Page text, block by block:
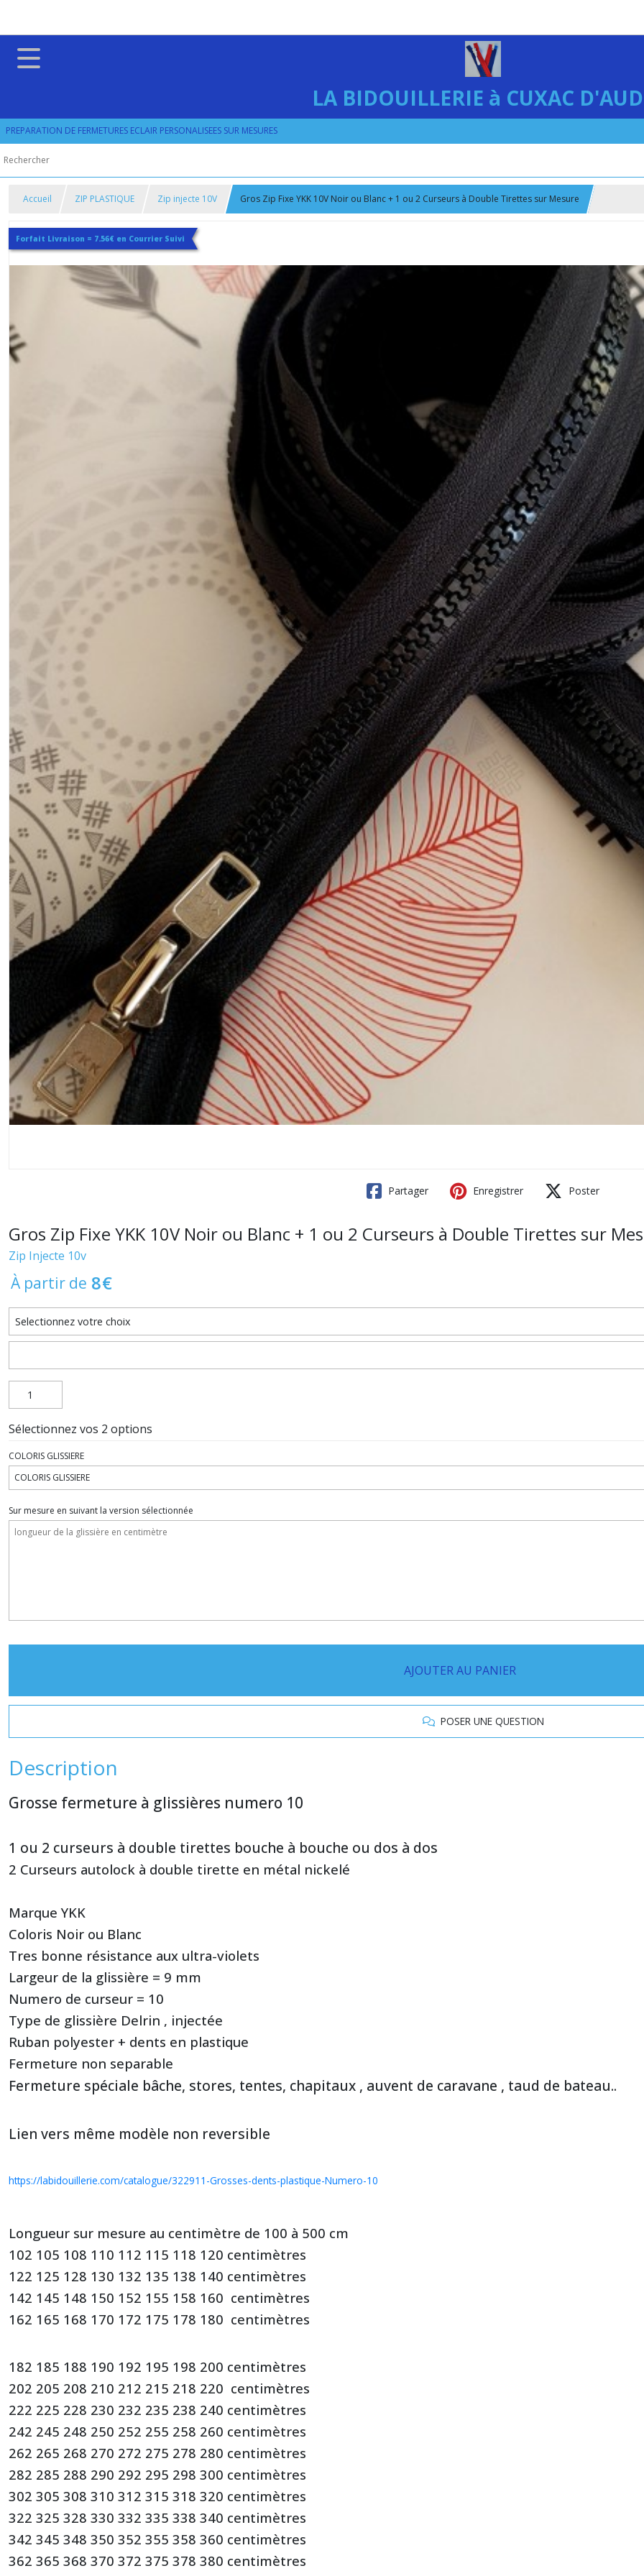
LA BIDOUILLERIE à CUXAC
PREPARATION DE FERMETURES ECLAIR PERSONALISEES SUR MESURES
Accueil ZIP PLASTIQUE Zip injecte 10V Gros Zip Fixe YKK 10V Noir ou Blanc + 1 ou 2 Curseurs à Double Tirettes sur Mesure
Forfait Livraison = 7.56€ en Courrier Suivi
Partager Enregistrer Poster
Gros Zip Fixe YKK 10V Noir ou Blanc + 1 ou 2 Curseurs à Double Tirettes sur
Zip Injecte 10v
À partir de 8€
Sélectionnez vos 2 options
COLORIS GLISSIERE
Sur mesure en suivant la version sélectionnée
AJOUTER AU PANIER
POSER UNE QUESTION
Description
Grosse fermeture à glissières numero 10
1 ou 2 curseurs à double tirettes bouche à bouche ou dos à dos
2 Curseurs autolock à double tirette en métal nickelé
Marque YKK
Coloris Noir ou Blanc
Tres bonne résistance aux ultra-violets
Largeur de la glissière = 9 mm
Numero de curseur = 10
Type de glissière Delrin , injectée
Ruban polyester + dents en plastique
Fermeture non separable
Fermeture spéciale bâche, stores, tentes, chapitaux , auvent de caravane , taud de bateau..
Lien vers même modèle non reversible
https://labidouillerie.com/catalogue/322911-Grosses-dents-plastique-Numero-10
Longueur sur mesure au centimètre de 100 à 500 cm
102 105 108 110 112 115 118 120 centimètres
122 125 128 130 132 135 138 140 centimètres
142 145 148 150 152 155 158 160 centimètres
162 165 168 170 172 175 178 180 centimètres
182 185 188 190 192 195 198 200 centimètres
202 205 208 210 212 215 218 220 centimètres
222 225 228 230 232 235 238 240 centimètres
242 245 248 250 252 255 258 260 centimètres
262 265 268 270 272 275 278 280 centimètres
282 285 288 290 292 295 298 300 centimètres
302 305 308 310 312 315 318 320 centimètres
322 325 328 330 332 335 338 340 centimètres
342 345 348 350 352 355 358 360 centimètres
362 365 368 370 372 375 378 380 centimètres